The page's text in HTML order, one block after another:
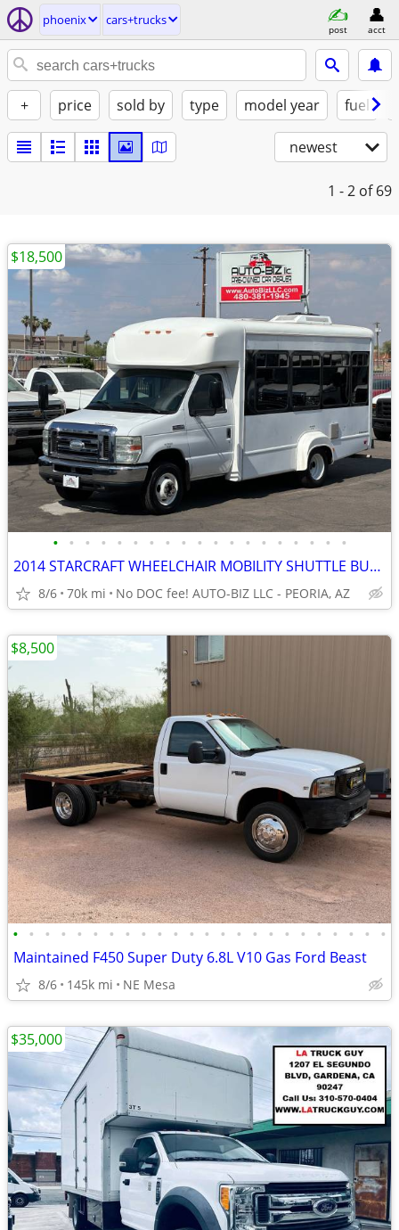
phoenix cars+trucks
post acct
+ price sold by type model year fuel
newest
1 - 2 of 69
• • • • • • • • • • • • • • • • • • •
2014 STARCRAFT WHEELCHAIR MOBILITY SHUTTLE BUS w/ 69k miles
8/6 70k mi No DOC fee! AUTO-BIZ LLC - PEORIA, AZ
$18,500
• • • • • • • • • • • • • • • • • • • • • • • •
Maintained F450 Super Duty 6.8L V10 Gas Ford Beast
8/6 145k mi NE Mesa
$8,500
$35,000